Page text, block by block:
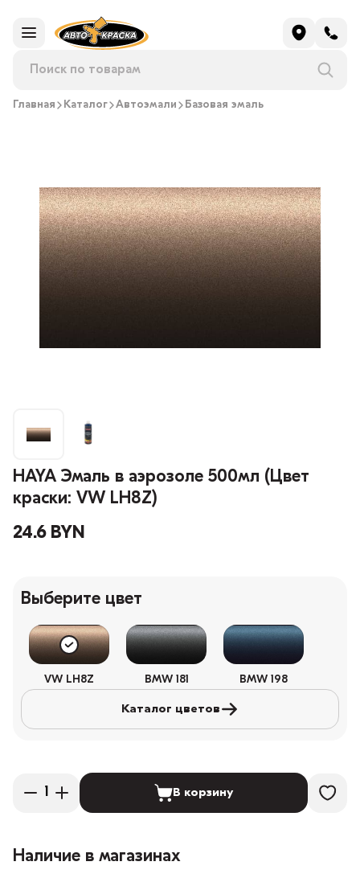
Главная Каталог Автоэмали Базовая эмаль
HAYA Эмаль в аэрозоле 500мл (Цвет
краски: VW LH8Z)
24.6 BYN
Выберите цвет
VW LH8Z BMW 181 BMW 198
Каталог цветов
В корзину
Наличие в магазинах